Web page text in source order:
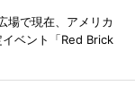
場で現在、アメリカ
ベント「Red Brick